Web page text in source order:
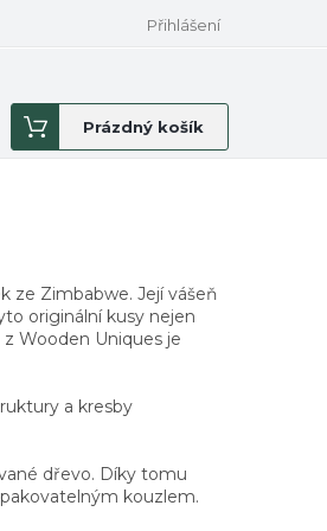
Přihlášení
Nákupní
košík
Prázdný košík
ze Zimbabwe. Její vášeň
originální kusy nejen
Wooden Uniques je
a kresby
dřevo. Díky tomu
kouzlem.